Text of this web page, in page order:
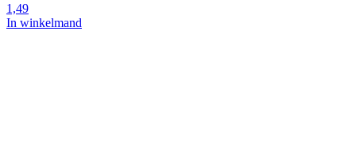
1,49
In winkelmand